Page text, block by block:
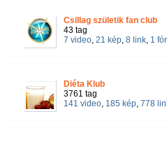
Csillag születik fan club
43 tag
7 video, 21 kép, 8 link, 1
Diéta Klub
3761 tag
141 video, 185 kép, 778